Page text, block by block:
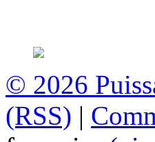
© 2026
(RSS) |